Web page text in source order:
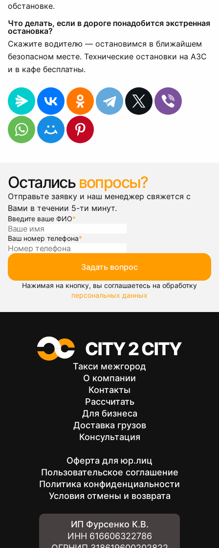
обстановке.
Что делать, если в дороге понадобится экстренная
остановка?
Скажите водителю — остановимся в ближайшем
безопасном месте. Технические остановки на АЗС
и в кафе бесплатны.
Остались вопросы?
Отправьте заявку и наш менеджер свяжется с
Вами в течении 5-ти минут.
Введите ваше ФИО*
Ваш номер телефона*
Задать вопрос
Нажимая на кнопку, вы соглашаетесь на обработку
персональных данных
Такси межгород
О компании
Контакты
Рассчитать
Для бизнеса
Доставка грузов
Консультация
Оферта для юр.лиц
Пользовательское соглашение
Политика конфиденциальности
Условия отмены и возврата
ИП Фурсенко К.В.
ИНН 616606322786